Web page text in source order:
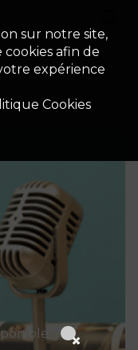
sur notre site,
cookies afin de
expérience
Cookies